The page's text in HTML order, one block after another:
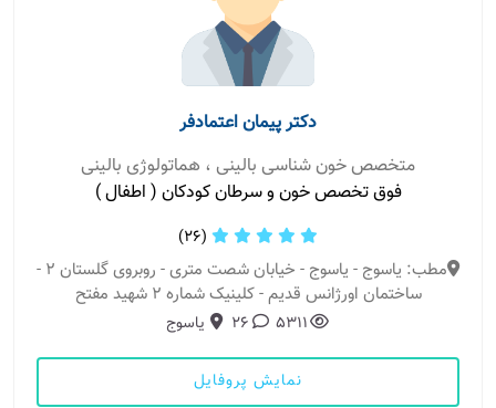
دکتر پیمان اعتمادفر
متخصص خون شناسی بالینی ، هماتولوژی بالینی
فوق تخصص خون و سرطان کودکان ( اطفال )
(26)
مطب: یاسوج - یاسوج - خیابان شصت متری - روبروی گلستان 2 -
ساختمان اورژانس قدیم - کلینیک شماره 2 شهید مفتح
5311
26 یاسوج
نمایش پروفایل